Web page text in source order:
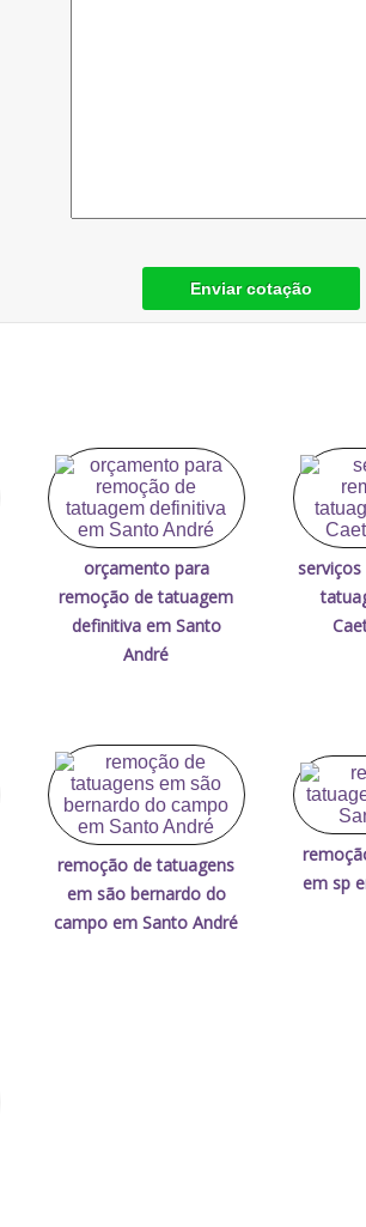
Enviar cotação
orçamento para
remoção de tatuagem
definitiva em Santo
André
remoção de tatuagens
em são bernardo do
campo em Santo André
em sp